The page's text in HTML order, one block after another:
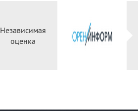
Независимая
оценка